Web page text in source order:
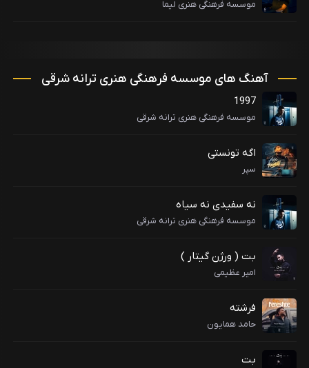
موسسه فرهنگی هنری لیما
آهنگ های موسسه فرهنگی هنری ترانه شرقی
1997
موسسه فرهنگی هنری ترانه شرقی
اگه تونستی
سپر
نه سفیدی نه سیاه
موسسه فرهنگی هنری ترانه شرقی
بت ( ورژن گیتار )
امیر عظیمی
فرشته
حامد همایون
بت